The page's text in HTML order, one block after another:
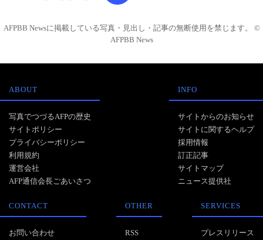
AFPBB Newsに掲載している写真・見出し・記事の無断使用を禁じます。 ©
AFPBB News
ABOUT
写真でつづるAFPの歴史
サイトポリシー
プライバシーポリシー
利用規約
運営会社
AFP通信会長ごあいさつ
INFO
サイトからのお知らせ
サイトに関するヘルプ
採用情報
訂正記事
サイトマップ
ニュース提供社
CONTACT
お問い合わせ
OTHER
RSS
SERVICES
プレスリリース